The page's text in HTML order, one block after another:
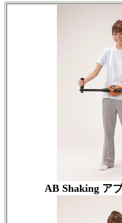
AB Shaking ア